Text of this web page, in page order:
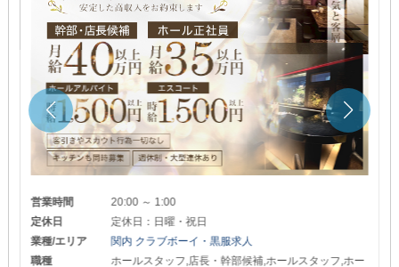
営業時間
20:00 ～ 1:00
定休日
定休日：日曜・祝日
業種/エリア
関内 クラブボーイ・黒服求人
職種
ホールスタッフ,店長・幹部候補,ホールスタッフ,ホー